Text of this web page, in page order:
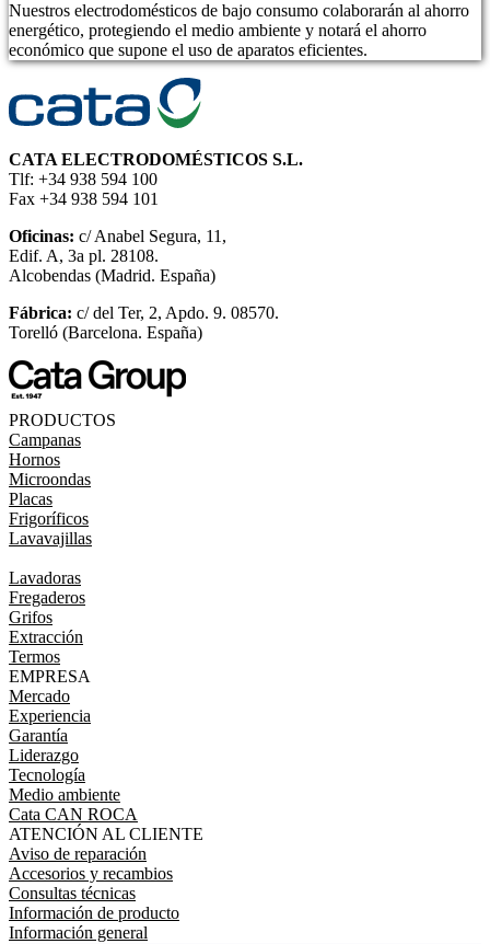
Nuestros electrodomésticos de bajo consumo colaborarán al ahorro
energético, protegiendo el medio ambiente y notará el ahorro
económico que supone el uso de aparatos eficientes.
CATA ELECTRODOMÉSTICOS S.L.
Tlf: +34 938 594 100
Fax +34 938 594 101
Oficinas: c/ Anabel Segura, 11,
Edif. A, 3a pl. 28108.
Alcobendas (Madrid. España)
Fábrica: c/ del Ter, 2, Apdo. 9. 08570.
Torelló (Barcelona. España)
PRODUCTOS
Campanas
Hornos
Microondas
Placas
Frigoríficos
Lavavajillas
Lavadoras
Fregaderos
Grifos
Extracción
Termos
EMPRESA
Mercado
Experiencia
Garantía
Liderazgo
Tecnología
Medio ambiente
Cata CAN ROCA
ATENCIÓN AL CLIENTE
Aviso de reparación
Accesorios y recambios
Consultas técnicas
Información de producto
Información general